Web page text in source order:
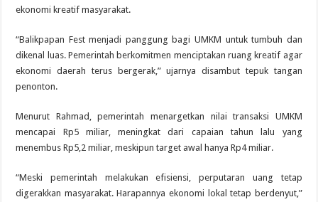
ekonomi kreatif masyarakat.
“Balikpapan Fest menjadi panggung bagi UMKM untuk tumbuh dan
dikenal luas. Pemerintah berkomitmen menciptakan ruang kreatif agar
ekonomi daerah terus bergerak,” ujarnya disambut tepuk tangan
penonton.
Menurut Rahmad, pemerintah menargetkan nilai transaksi UMKM
mencapai Rp5 miliar, meningkat dari capaian tahun lalu yang
menembus Rp5,2 miliar, meskipun target awal hanya Rp4 miliar.
“Meski pemerintah melakukan efisiensi, perputaran uang tetap
digerakkan masyarakat. Harapannya ekonomi lokal tetap berdenyut,”